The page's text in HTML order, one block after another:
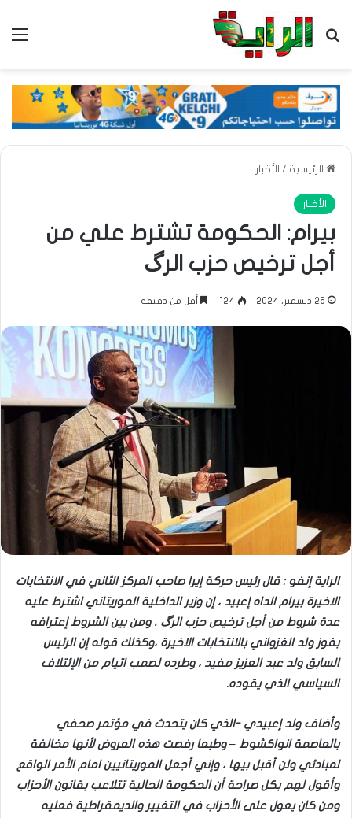
بحث عن
الرئيسية / الأخبار
الأخبار
بيرام: الحكومة تشترط علي من
أجل ترخيص حزب الرگ
26 ديسمبر، 2024 124 أقل من دقيقة
الراية إنفو : قال رئيس حركة إيرا صاحب المركز الثاني في الانتخابات
الاخيرة بيرام الداه إعبيد ، إن وزير الداخلية الموريتاني اشترط عليه
عدة شروط من أجل ترخيص حزب الرگ ، ومن بين الشروط إعترافه
بفوز ولد الغزواني بالانتخابات الاخيرة ،وكذلك قوله إن الرئيس
السابق ولد عبد العزيز مفيد ، وطرده لصمب اتيام من الإئتلاف
السياسي الذي يقوده.
وأضاف ولد إعبيدي -الذي كان يتحدث في مؤتمر صحفي
بالعاصمة انواكشوط – وطبعا رفصت هذه العروض لأنها مخالفة
لمبادئي ولن أقبل بيها ، وإني أجعل الموريتانيين امام الأمر الواقع
وأقول لهم بكل صراحة أن الحكومة الحالية تتلاعب بقانون الأحزاب
ومن كان يعول على الأحزاب في التغيير والديمقراطية فعليه